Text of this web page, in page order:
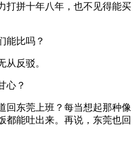
打拼十年八年，也不见得能买
能比吗？
从反驳。
心？
回东莞上班？每当想起那种像
都能吐出来。再说，东莞也回